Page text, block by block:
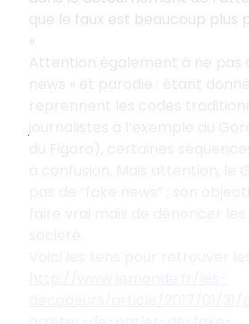
que le faux est beaucoup plus